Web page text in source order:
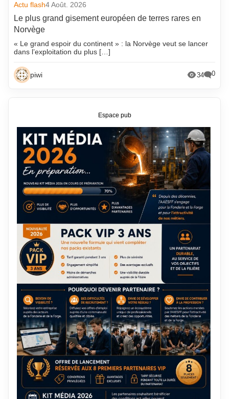
Actu flash4 Août. 2026
Le plus grand gisement européen de terres rares en
Norvège
« Le grand espoir du continent » : la Norvège veut se lancer
dans l’exploitation du plus […]
piwi 34 0
Espace pub